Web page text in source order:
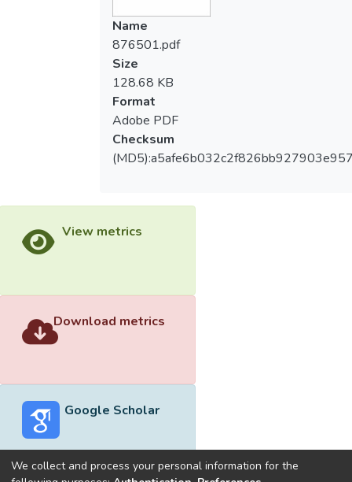
Name
876501.pdf
Size
128.68 KB
Format
Adobe PDF
Checksum
View metrics
Download metrics
Google Scholar
We collect and process your personal information for the